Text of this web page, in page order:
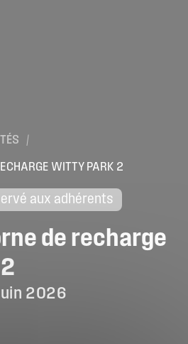
/
WITTY PARK 2
aux adhérents
de recharge
2
2026